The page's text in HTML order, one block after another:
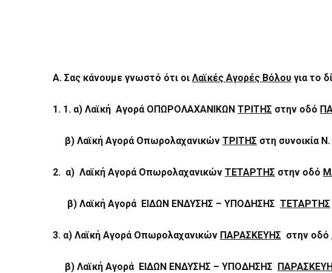
Α. Σας κάνουμε γνωστό ότι οι Λαϊκές Αγορές Βόλου για το
1. 1. α) Λαϊκή Αγορά ΟΠΩΡΟΛΑΧΑΝΙΚΩΝ ΤΡΙΤΗΣ στην οδό
β) Λαϊκή Αγορά Οπωρολαχανικών ΤΡΙΤΗΣ στη συνοικία
2. α) Λαϊκή Αγορά Οπωρολαχανικών ΤΕΤΑΡΤΗΣ στην οδό
β) Λαϊκή Αγορά ΕΙΔΩΝ ΕΝΔΥΣΗΣ – ΥΠΟΔΗΣΗΣ ΤΕΤΑΡΤΗΣ
3. α) Λαϊκή Αγορά Οπωρολαχανικών ΠΑΡΑΣΚΕΥΗΣ στην οδό
β) Λαϊκή Αγορά ΕΙΔΩΝ ΕΝΔΥΣΗΣ – ΥΠΟΔΗΣΗΣ